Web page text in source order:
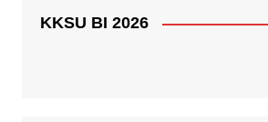
KKSU BI 2026